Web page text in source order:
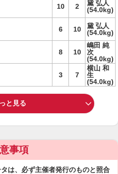
10 2
黛 弘人
(54.0kg)
6 10
黛 弘人
(54.0kg)
8 10
嶋田 純
次
(54.0kg)
3 7
横山 和
生
(54.0kg)
と見る
事項
は、必ず主催者発行のものと照合